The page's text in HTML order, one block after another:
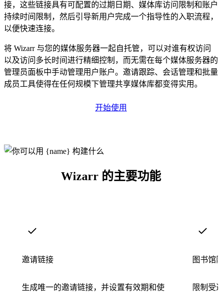
接，这些链接具有可配置的过期日期、媒体库访问限制和账户
持续时间限制，然后引导新用户完成一个指导性的入职流程，
以便快速连接。
将 Wizarr 与您的媒体服务器一起自托管，可以对谁有权访问
以及访问多长时间进行精细控制，而无需在每个媒体服务器的
管理员面板中手动管理用户账户。邀请跟踪、会话管理和批量
成员工具使得在任何规模下管理共享媒体库都变得实用。
开始使用
Wizarr 的主要功能
邀请链接
生成唯一的邀请链接，并设置有效期和使
图书馆
限制受